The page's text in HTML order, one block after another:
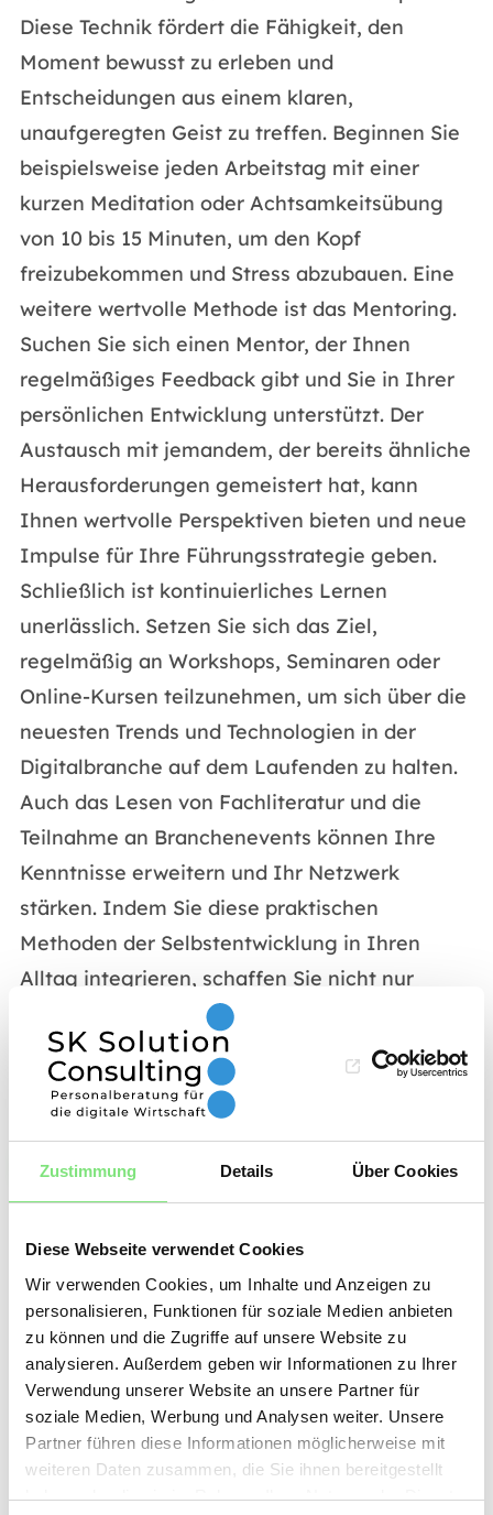
Zustimmung Details Über Cookies
Diese Webseite verwendet Cookies
Wir verwenden Cookies, um Inhalte und Anzeigen zu
personalisieren, Funktionen für soziale Medien anbieten
zu können und die Zugriffe auf unsere Website zu
analysieren. Außerdem geben wir Informationen zu Ihrer
Verwendung unserer Website an unsere Partner für
soziale Medien, Werbung und Analysen weiter. Unsere
Partner führen diese Informationen möglicherweise mit
weiteren Daten zusammen, die Sie ihnen bereitgestellt
haben oder die sie im Rahmen Ihrer Nutzung der Dienste
Diese Technik fördert die Fähigkeit, den
Moment bewusst zu erleben und
Entscheidungen aus einem klaren,
unaufgeregten Geist zu treffen. Beginnen Sie
beispielsweise jeden Arbeitstag mit einer
kurzen Meditation oder Achtsamkeitsübung
von 10 bis 15 Minuten, um den Kopf
freizubekommen und Stress abzubauen. Eine
weitere wertvolle Methode ist das Mentoring.
Suchen Sie sich einen Mentor, der Ihnen
regelmäßiges Feedback gibt und Sie in Ihrer
persönlichen Entwicklung unterstützt. Der
Austausch mit jemandem, der bereits ähnliche
Herausforderungen gemeistert hat, kann
Ihnen wertvolle Perspektiven bieten und neue
Impulse für Ihre Führungsstrategie geben.
Schließlich ist kontinuierliches Lernen
unerlässlich. Setzen Sie sich das Ziel,
regelmäßig an Workshops, Seminaren oder
Online-Kursen teilzunehmen, um sich über die
neuesten Trends und Technologien in der
Digitalbranche auf dem Laufenden zu halten.
Auch das Lesen von Fachliteratur und die
Teilnahme an Branchenevents können Ihre
Kenntnisse erweitern und Ihr Netzwerk
stärken. Indem Sie diese praktischen
Methoden der Selbstentwicklung in Ihren
Alltag integrieren, schaffen Sie nicht nur
Raum für persönliches Wachstum, sondern
auch für die Entwicklung Ihrer Teams und
Ihres Unternehmens.
Headhunter Fürhungskräfte anfragen
4. Die Rolle von Emotionale
Intelligenz in der
Selbstentwicklung
Emotionale Intelligenz (EQ) ist nicht nur ein
Modewort, sondern ein entscheidender Faktor
für den Erfolg in der Unternehmensführung,
insbesondere in der dynamischen E-